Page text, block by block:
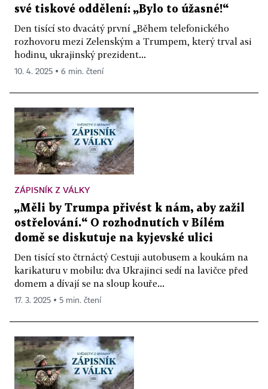
své tiskové oddělení: „Bylo to úžasné!“
Den tisící sto dvacátý první „Během telefonického
rozhovoru mezi Zelenským a Trumpem, který trval asi
hodinu, ukrajinský prezident...
10. 4. 2025 ▪ 6 min. čtení
ZÁPISNÍK Z VÁLKY
„Měli by Trumpa přivést k nám, aby zažil
ostřelování.“ O rozhodnutích v Bílém
domě se diskutuje na kyjevské ulici
Den tisící sto čtrnáctý Cestuji autobusem a koukám na
karikaturu v mobilu: dva Ukrajinci sedí na lavičce před
domem a dívají se na sloup kouře...
17. 3. 2025 ▪ 5 min. čtení